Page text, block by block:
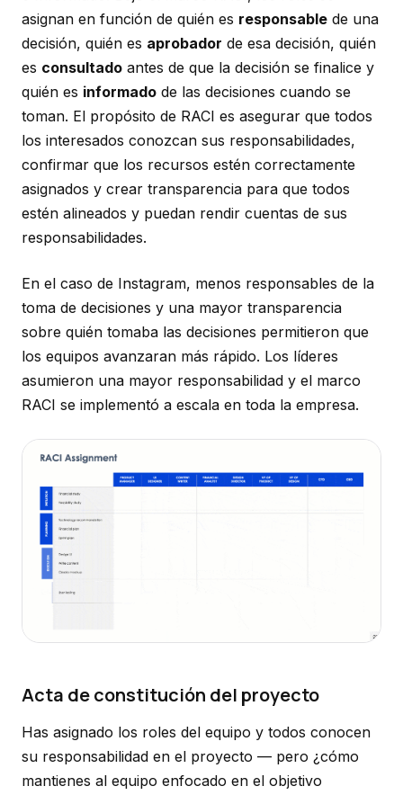
asignan en función de quién es responsable de una
decisión, quién es aprobador de esa decisión, quién
es consultado antes de que la decisión se finalice y
quién es informado de las decisiones cuando se
toman. El propósito de RACI es asegurar que todos
los interesados conozcan sus responsabilidades,
confirmar que los recursos estén correctamente
asignados y crear transparencia para que todos
estén alineados y puedan rendir cuentas de sus
responsabilidades.
En el caso de Instagram, menos responsables de la
toma de decisiones y una mayor transparencia
sobre quién tomaba las decisiones permitieron que
los equipos avanzaran más rápido. Los líderes
asumieron una mayor responsabilidad y el marco
RACI se implementó a escala en toda la empresa.
Acta de constitución del proyecto
Has asignado los roles del equipo y todos conocen
su responsabilidad en el proyecto — pero ¿cómo
mantienes al equipo enfocado en el objetivo